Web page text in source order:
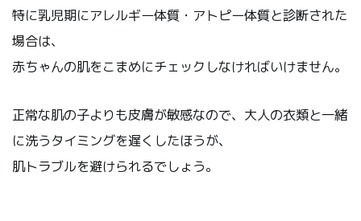
特に乳児期にアレルギー体質・アトピー体質と診断された
場合は、
赤ちゃんの肌をこまめにチェックしなければいけません。
正常な肌の子よりも皮膚が敏感なので、大人の衣類と一緒
に洗うタイミングを遅くしたほうが、
肌トラブルを避けられるでしょう。